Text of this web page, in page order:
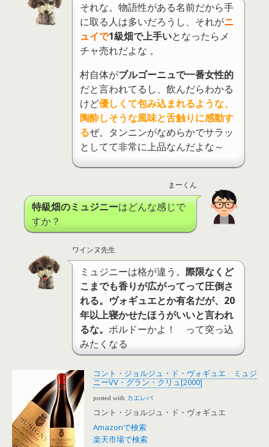
それな。物語性がある名前だから手
に取る人は多いだろうし、それがニ
ュイで1級畑で上手いとなったらメ
チャ売れだよな 。
村自体がブルゴーニュで一番女性的
だと言われてるし、飲んだらわかる
けど優しくて包み込まれるような、
陶酔しそうな風味と舌触りに感動す
るぜ。タンニンがなめらかでサラッ
としてて非常に上品なんだよな～
まーくん
特級畑のミュジニーはどんな感じで
すか？
ワインヌ先生
ミュジニーは格が違う。 際限なくど
こまでも香りが広がってって圧倒さ
れる。ヴォギュエとか有名だが、20
年以上寝かせたほうがいいと言われ
るな。 ボルドーかよ！ って突っ込
みたくなる
コント・ジョルジュ・ド・ヴォギュエ ミュジ
ニーVV・グラン・クリュ[2000]
posted with カエレバ
コント・ジョルジュ・ド・ヴォギュエ
Amazonで検索
楽天市場で検索